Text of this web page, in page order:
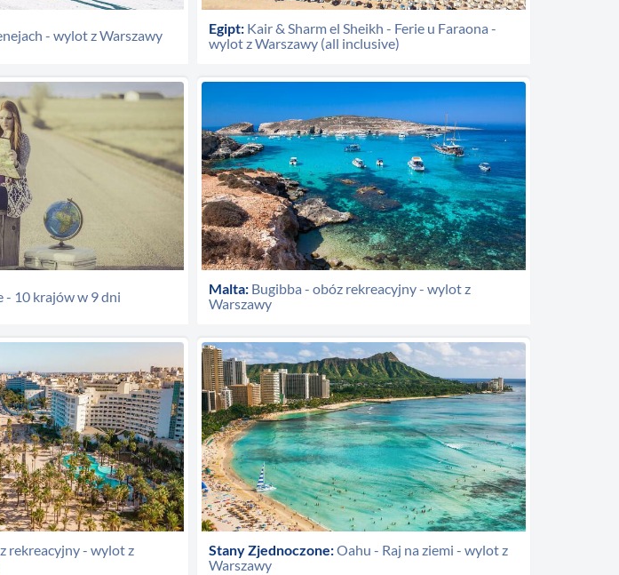
- wylot z Warszawy Egipt:Kair & Sharm el Sheikh - Ferie u Faraona -
wylot z Warszawy (all inclusive)
- 10 krajów w 9 dni Malta:Bugibba - obóz rekreacyjny - wylot z
Warszawy
rekreacyjny - wylot z
Stany Zjednoczone:Oahu - Raj na ziemi - wylot z
Warszawy